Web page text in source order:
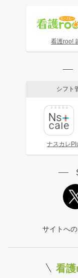
看護roo!
シフト
ナスカレ
サイトへ
看